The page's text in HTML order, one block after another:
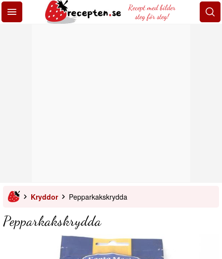
Recept med bilder
steg för steg!
Kryddor Pepparkakskrydda
Pepparkakskrydda